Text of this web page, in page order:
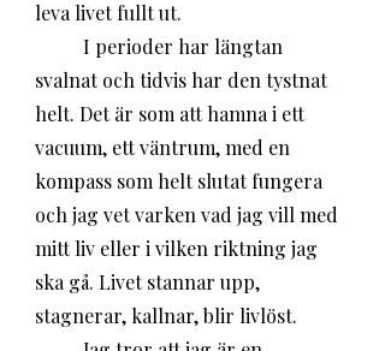
leva livet fullt ut.
svalnat och tidvis har den tystnat
helt. Det är som att hamna i ett
vacuum, ett väntrum, med en
kompass som helt slutat fungera
och jag vet varken vad jag vill med
mitt liv eller i vilken riktning jag
ska gå. Livet stannar upp,
stagnerar, kallnar, blir livlöst.